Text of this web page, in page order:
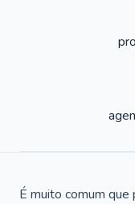
É muito comum